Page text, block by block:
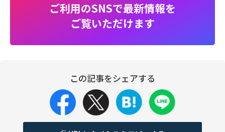
ご利用のSNSで最新情報を
ご覧いただけます
この記事をシェアする